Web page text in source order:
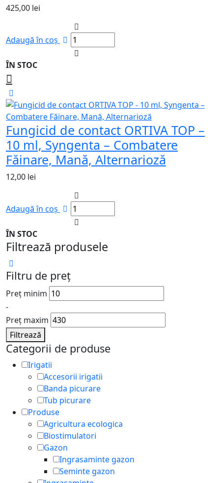
425,00 lei
Adaugă în coș
ÎN STOC
Fungicid de contact ORTIVA TOP –
10 ml, Syngenta – Combatere
Făinare, Mană, Alternarioză
12,00 lei
Adaugă în coș
ÎN STOC
Filtrează produsele
Filtru de preț
Preț minim
-
Preț maxim
Filtrează
Categorii de produse
Irigatii
Accesorii irigatii
Banda picurare
Tub picurare
Produse
Agricultura ecologica
Biostimulatori
Gazon
Ingrasaminte gazon
Seminte gazon